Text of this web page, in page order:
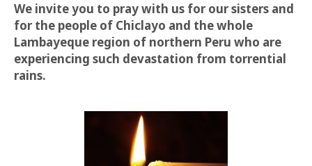
We invite you to pray with us for our sisters and
for the people of Chiclayo and the whole
Lambayeque region of northern Peru who are
experiencing such devastation from torrential
rains.